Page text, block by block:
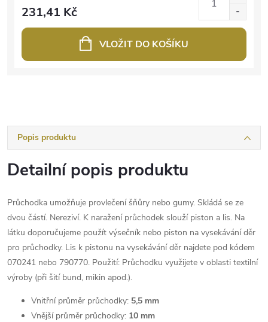
231,41 Kč
VLOŽIT DO KOŠÍKU
Popis produktu
Detailní popis produktu
Průchodka umožňuje provlečení šňůry nebo gumy. Skládá se ze
dvou částí. Nereziví. K naražení průchodek slouží piston a lis. Na
látku doporučujeme použít výsečník nebo piston na vysekávání děr
pro průchodky. Lis k pistonu na vysekávání děr najdete pod kódem
070241 nebo 790770. Použití: Průchodku využijete v oblasti textilní
výroby (při šití bund, mikin apod.).
Vnitřní průměr průchodky: 5,5 mm
Vnější průměr průchodky: 10 mm